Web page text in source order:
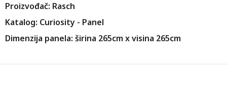
Proizvođač: Rasch
Katalog: Curiosity - Panel
Dimenzija panela: širina 265cm x visina 265cm